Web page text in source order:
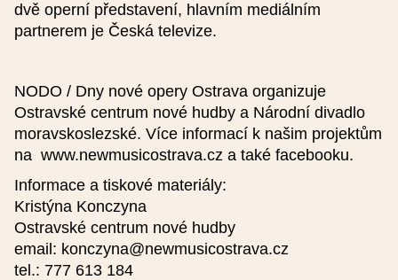
dvě operní představení, hlavním mediálním
partnerem je Česká televize.
NODO / Dny nové opery Ostrava organizuje
Ostravské centrum nové hudby a Národní divadlo
moravskoslezské. Více informací k našim projektům
na www.newmusicostrava.cz a také facebooku.
Informace a tiskové materiály:
Kristýna Konczyna
Ostravské centrum nové hudby
email: konczyna@newmusicostrava.cz
tel.: 777 613 184